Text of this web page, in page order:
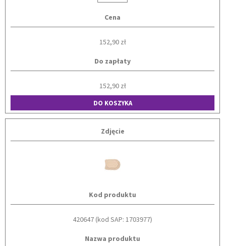
Cena
152,90 zł
Do zapłaty
152,90 zł
DO KOSZYKA
Zdjęcie
Kod produktu
420647 (kod SAP: 1703977)
Nazwa produktu